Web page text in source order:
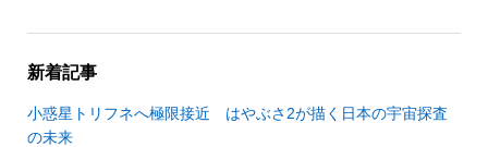
新着記事
小惑星トリフネへ極限接近 はやぶさ2が描く日本の宇宙探査
の未来